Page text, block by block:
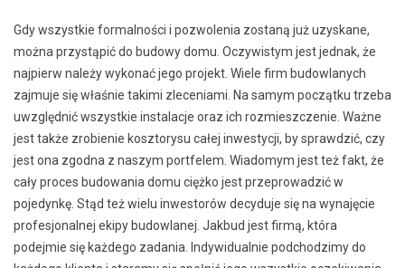
Gdy wszystkie formalności i pozwolenia zostaną już uzyskane,
można przystąpić do budowy domu. Oczywistym jest jednak, że
najpierw należy wykonać jego projekt. Wiele firm budowlanych
zajmuje się właśnie takimi zleceniami. Na samym początku trzeba
uwzględnić wszystkie instalacje oraz ich rozmieszczenie. Ważne
jest także zrobienie kosztorysu całej inwestycji, by sprawdzić, czy
jest ona zgodna z naszym portfelem. Wiadomym jest też fakt, że
cały proces budowania domu ciężko jest przeprowadzić w
pojedynkę. Stąd też wielu inwestorów decyduje się na wynajęcie
profesjonalnej ekipy budowlanej. Jakbud jest firmą, która
podejmie się każdego zadania. Indywidualnie podchodzimy do